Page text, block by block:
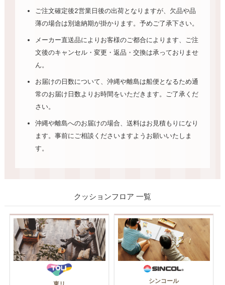
ご注文確定後2営業日後の出荷となりますが、欠品や品
薄の場合は別途納期が掛かります。予めご了承下さい。
メーカー直送品によりお客様のご都合によります、ご注
文後のキャンセル・変更・返品・交換は承っておりませ
ん。
お届けの日数について、沖縄や離島は船便となるため通
常のお届け日数よりお時間をいただきます。ご了承くだ
さい。
沖縄や離島へのお届けの場合、送料はお見積もりになり
ます。事前にご相談くださいますようお願いいたしま
す。
クッションフロア 一覧
シンコール